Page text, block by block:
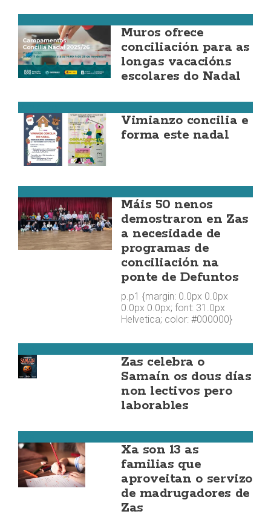
Muros ofrece
conciliación para as
longas vacacións
escolares do Nadal
Vimianzo concilia e
forma este nadal
Máis 50 nenos
demostraron en Zas
a necesidade de
programas de
conciliación na
ponte de Defuntos
p.p1 {margin: 0.0px 0.0px
0.0px 0.0px; font: 31.0px
Helvetica; color: #000000}
Zas celebra o
Samaín os dous días
non lectivos pero
laborables
Xa son 13 as
familias que
aproveitan o servizo
de madrugadores de
Zas